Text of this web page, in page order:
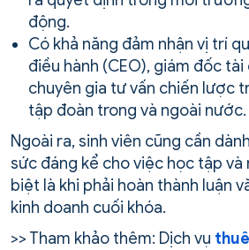
động.
Có khả năng đảm nhận vị trí
điều hành (CEO), giám đốc
chuyên gia tư vấn chiến lược
tập đoàn trong và ngoài nước.
Ngoài ra, sinh viên cũng cần
sức đáng kể cho việc học tập và
biệt là khi phải hoàn thành luận
kinh doanh cuối khóa.
>> Tham khảo thêm: Dịch vụ